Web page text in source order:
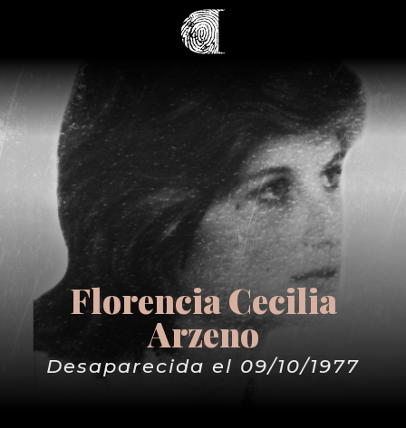
Florencia Cecilia
Arzeno
Desaparecida el 09/10/1977